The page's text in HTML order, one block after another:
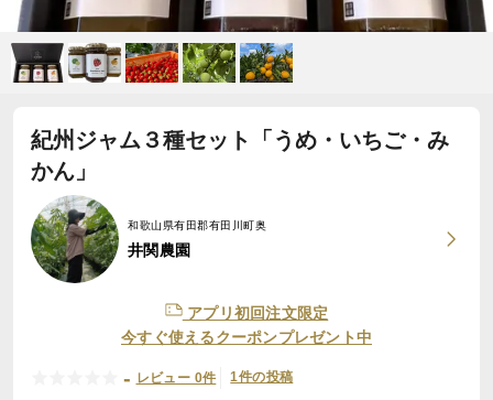
紀州ジャム３種セット「うめ・いちご・み
かん」
和歌山県有田郡有田川町奥
井関農園
アプリ初回注文限定
今すぐ使えるクーポンプレゼント中
- レビュー 0件 1件の投稿